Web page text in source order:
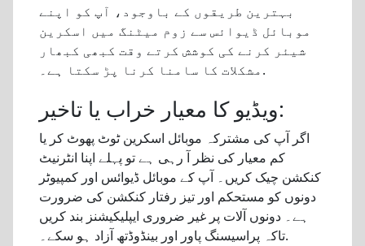
بہترین طریقوں کے باوجود، آپ کو اپنے
موبائل ڈیوائس سے زوم میٹنگ میں اسکرین
شیئر کرنے کی کوشش کرتے وقت کبھی کبھار
مشکلات کا سامنا کرنا پڑ سکتا ہے۔.
ویڈیو کا معیار خراب یا تاخیر:
اگر آپ کی مشترکہ موبائل اسکرین ٹوٹ پھوٹ کر یا
کم معیار کی نظر آ رہی ہے تو پہلے اپنا انٹرنیٹ
کنکشن چیک کریں۔ آپ کے موبائل ڈیوائس اور کمپیوٹر
دونوں کو مستحکم اور تیز رفتار کنکشن کی ضرورت
ہے۔ دونوں آلات پر غیر ضروری ایپلیکیشنز بند کریں
تاکہ پراسیسنگ پاور اور بینڈوڈتھ آزاد ہو سکے۔.